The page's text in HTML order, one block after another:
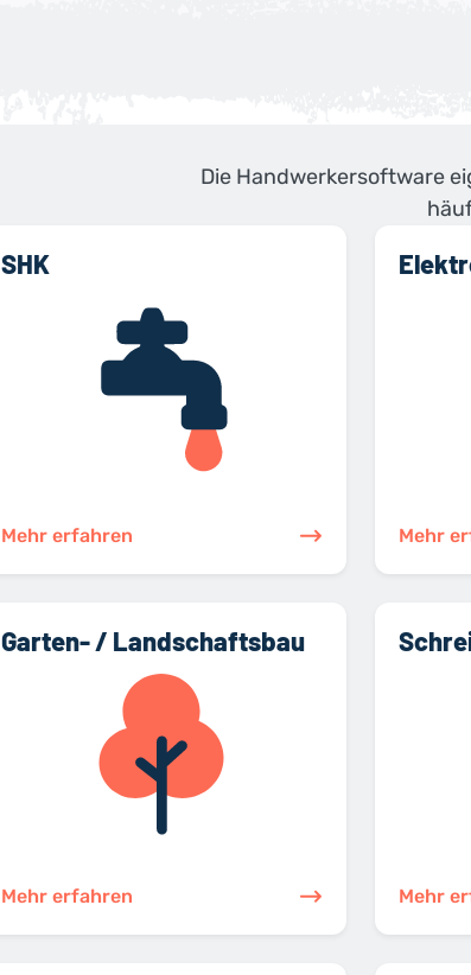
Die Handwerkersoftware
SHK
Mehr erfahren Mehr
Garten- / Landschaftsbau
Mehr erfahren Mehr